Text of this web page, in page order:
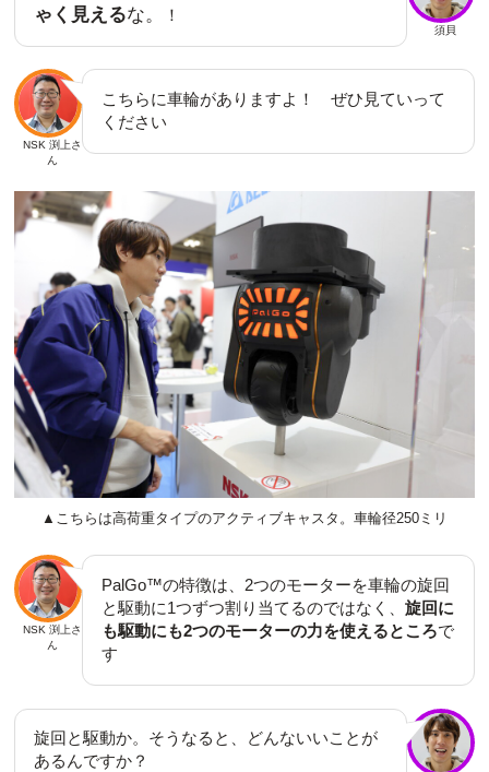
須貝
ゃく見えるな。 ！
NSK 渕上さ
ん
こちらに車輪がありますよ！ ぜひ見ていって
ください
▲こちらは高荷重タイプのアクティブキャスタ。車輪径250ミリ
NSK 渕上さ
ん
PalGo™の特徴は、2つのモーターを車輪の旋回
と駆動に1つずつ割り当てるのではなく、旋回に
も駆動にも2つのモーターの力を使えるところで
す
旋回と駆動か。そうなると、どんないいことが
あるんですか？